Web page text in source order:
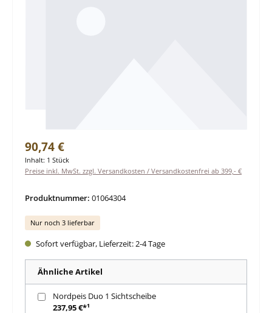
Regulärer Preis:
90,74 €
Inhalt: 1 Stück
Preise inkl. MwSt. zzgl. Versandkosten / Versandkostenfrei ab 399,- €
Produktnummer: 01064304
Nur noch 3 lieferbar
Sofort verfügbar, Lieferzeit: 2-4 Tage
Ähnliche Artikel
Nordpeis Duo 1 Sichtscheibe
237,95 €*¹